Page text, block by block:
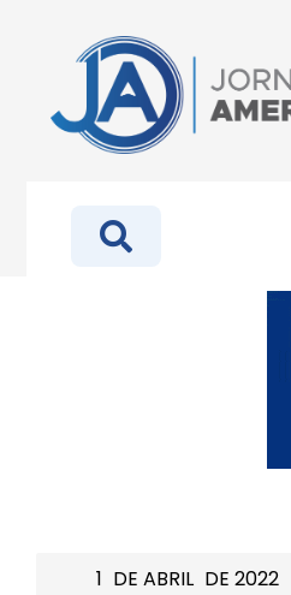
1 DE ABRIL DE 2022